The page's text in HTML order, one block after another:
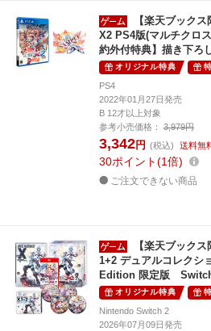
【楽天ブック
X2 PS4版(マルチクロ
約外付特典】描き下ろ
オリジナル特典
PS4
2022年01月27日発売
B 12才以上対象
参考小売価格：
3,979円
3,342円 (税込) 送料無
30ポイント 1倍
ご注文できない商品
【楽天ブック
1+2 デュアルコレク
Edition 限定版
オリジナル特典
Nintendo Switch 2
2026年07月09日発売